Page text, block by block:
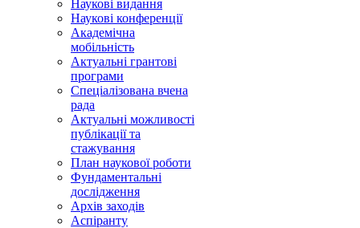
Наукові видання
Наукові конференції
Академічна
мобільність
Актуальні грантові
програми
Спеціалізована вчена
рада
Актуальні можливості
публікації та
стажування
План наукової роботи
Фундаментальні
дослідження
Архів заходів
Аспіранту